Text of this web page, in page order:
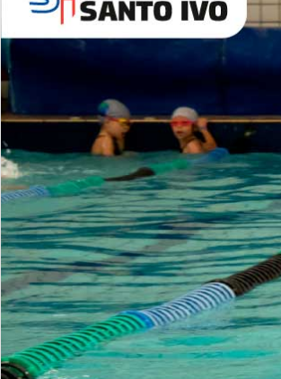
ALUNOS NOVOS
Entre em Contato
INSTITUCIONAL